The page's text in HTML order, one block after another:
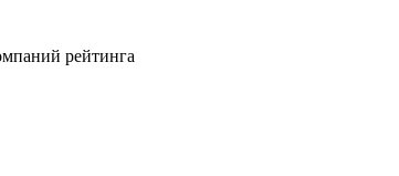
рейтинга